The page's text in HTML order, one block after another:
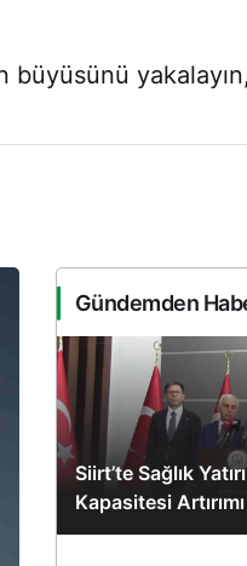
büyüsünü
Gündemden
Siirt’te Sağlık
Kapasitesi
Memişoğlu’nun